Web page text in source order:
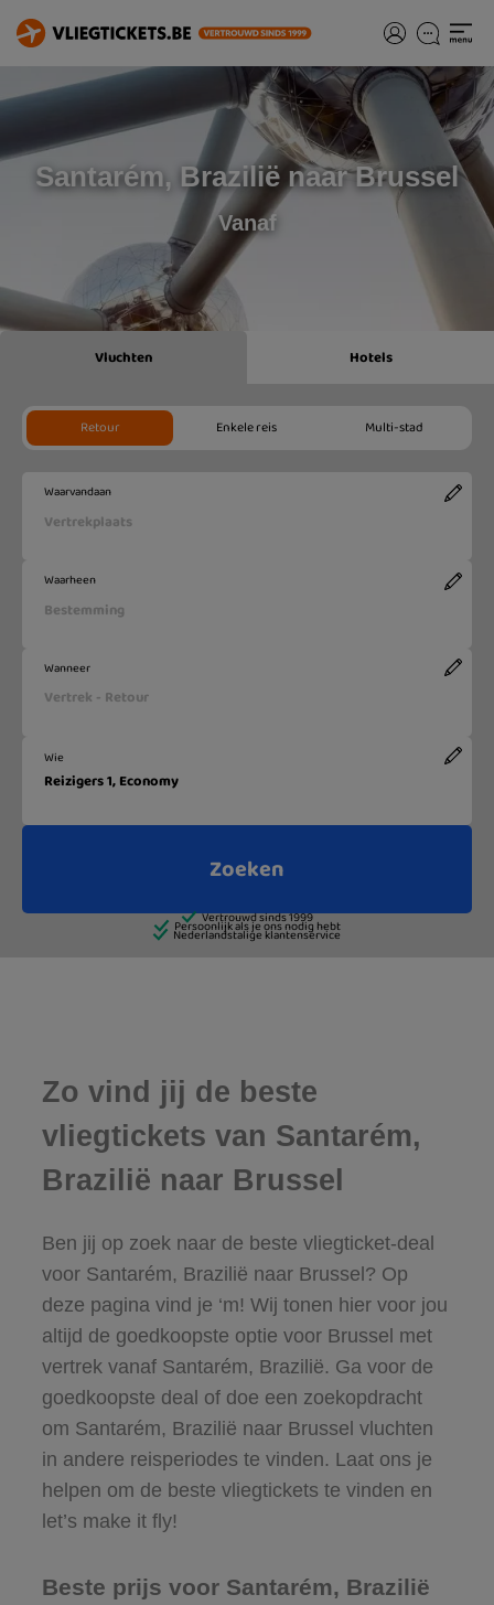
Santarém, Brazilië naar Brussel
Vanaf
Zo vind jij de beste
vliegtickets van Santarém,
Brazilië naar Brussel
Ben jij op zoek naar de beste vliegticket-deal
voor Santarém, Brazilië naar Brussel? Op
deze pagina vind je ‘m! Wij tonen hier voor jou
altijd de goedkoopste optie voor Brussel met
vertrek vanaf Santarém, Brazilië. Ga voor de
goedkoopste deal of doe een zoekopdracht
om Santarém, Brazilië naar Brussel vluchten
in andere reisperiodes te vinden. Laat ons je
helpen om de beste vliegtickets te vinden en
let’s make it fly!
Beste prijs voor Santarém, Brazilië